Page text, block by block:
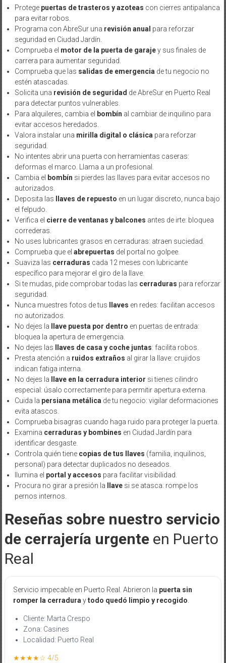
Protege puertas de trasteros y azoteas con cierres antipalanca
para evitar robos.
Programa con AbreSur una revisión anual para reforzar
seguridad en Ciudad Jardín.
Comprueba el motor de la puerta de garajey sus finales de
carrera para aumentar seguridad.
Comprueba que las salidas de emergencia de tu negocio no
estén atascadas.
Solicita una revisión de seguridad de AbreSur en Puerto Real
para detectar puntos vulnerables.
Para alquileres, cambia el bombín al cambiar de inquilino para
evitar accesos heredados.
Valora instalar una mirilla digital o clásica para reforzar
seguridad.
No intentes abrir una puerta con herramientas caseras:
deformas el marco. Llama a un profesional.
Cambia el bombín si pierdes las llaves para evitar accesos no
autorizados.
Deposita las
llaves de repuesto en un lugar discreto, nunca bajo
el felpudo.
Verifica el cierre de ventanas y balcones antes de irte: bloquea
correderas.
No uses lubricantes grasos en cerraduras: atraen suciedad.
Comprueba que el abrepuertas del portal no golpee.
Suaviza las cerraduras cada 12 meses con lubricante
específico para mejorar el giro de la llave.
Si te mudas, pide comprobar todas las cerraduras para reforzar
seguridad.
Nunca muestres fotos de tus
llaves en redes: facilitan accesos
no autorizados.
No dejes la
llave puesta por dentro en puertas de entrada:
bloquea la apertura de emergencia.
No dejes las
llaves de casa y coche juntas: facilita robos.
Presta atención a ruidos extraños al girar la llave: crujidos
indican fatiga interna.
No dejes la
llave en la cerradura interior si tienes cilindro
especial: úsalo correctamente para permitir apertura externa.
Cuida la persiana metálica de tu negocio: vigilar deformaciones
evita atascos.
Comprueba bisagras cuando haga ruido para proteger la puerta.
Examina cerraduras y bombines en Ciudad Jardín para
identificar desgaste.
Controla quién tiene copias de tus llaves (familia, inquilinos,
personal) para detectar duplicados no deseados.
Ilumina el portal y accesos para facilitar visibilidad.
Procura no girar a presión la
llavesi se atasca: rompe los
pernos internos.
Reseñas sobre nuestro servicio
de cerrajería urgenteen Puerto
Real
Servicio impecable en Puerto Real. Abrieron la puerta sin
romper la cerradura ytodo quedó limpio y recogido
Cliente: Marta Crespo
Zona: Casines
Localidad: Puerto Real
★★★★☆ 4/5